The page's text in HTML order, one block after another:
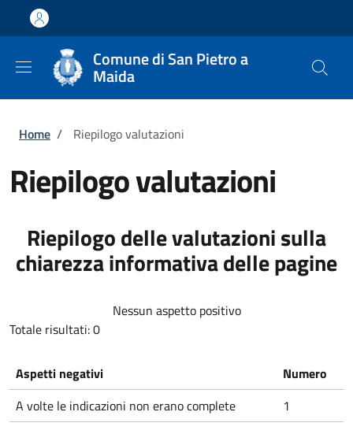
Salta al contenuto principale
Skip to footer content
Comune di San Pietro a
Maida
Briciole di pane
Home / Riepilogo valutazioni
Riepilogo valutazioni
Riepilogo delle valutazioni sulla
chiarezza informativa delle pagine
Nessun aspetto positivo
Totale risultati: 0
Aspetti negativi
Numero
A volte le indicazioni non erano complete
1